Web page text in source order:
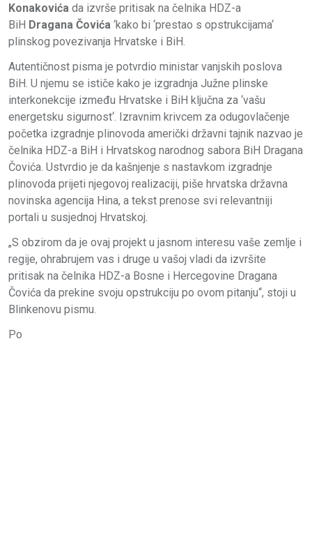
Konakovića da izvrše pritisak na čelnika HDZ-a
BiH Dragana Čovića ‘kako bi ‘prestao s opstrukcijama‘
plinskog povezivanja Hrvatske i BiH.
Autentičnost pisma je potvrdio ministar vanjskih poslova
BiH. U njemu se ističe kako je izgradnja Južne plinske
interkonekcije između Hrvatske i BiH ključna za ‘vašu
energetsku sigurnost‘. Izravnim krivcem za odugovlačenje
početka izgradnje plinovoda američki državni tajnik nazvao je
čelnika HDZ-a BiH i Hrvatskog narodnog sabora BiH Dragana
Čovića. Ustvrdio je da kašnjenje s nastavkom izgradnje
plinovoda prijeti njegovoj realizaciji, piše hrvatska državna
novinska agencija Hina, a tekst prenose svi relevantniji
portali u susjednoj Hrvatskoj.
„S obzirom da je ovaj projekt u jasnom interesu vaše zemlje i
regije, ohrabrujem vas i druge u vašoj vladi da izvršite
pritisak na čelnika HDZ-a Bosne i Hercegovine Dragana
Čovića da prekine svoju opstrukciju po ovom pitanju“, stoji u
Blinkenovu pismu.
Po